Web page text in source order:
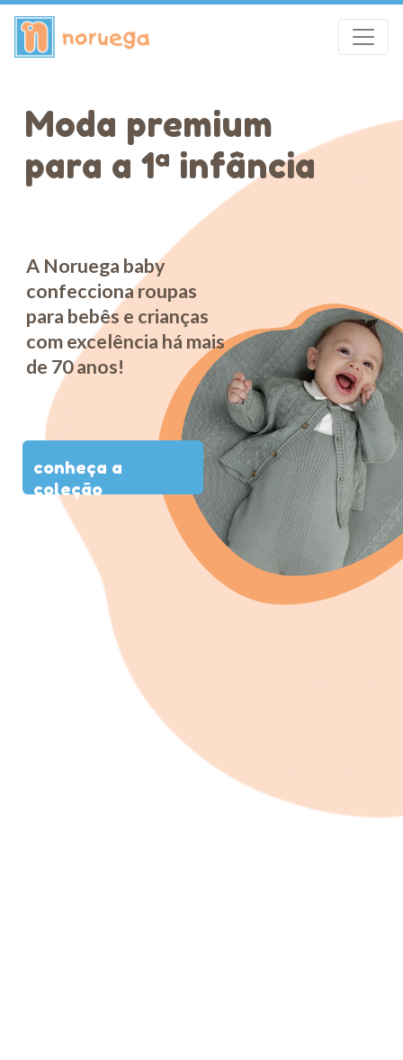
A Noruega baby
confeccionaroupas
para bebês e crianças
com excelência há mais
de 70anos!
conheça a
coleção
Moda premium
para a 1ª infância